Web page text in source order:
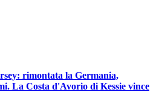
rimontata la Germania,
La Costa d'Avorio di Kessie vince